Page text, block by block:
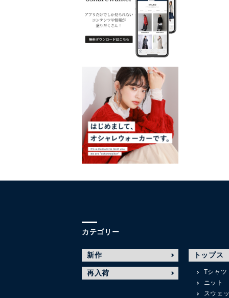
カテゴリー
新作
再入荷
トップス
Tシャツ
ニット
スウェ